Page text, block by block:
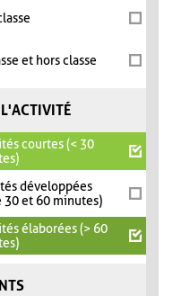
et hors classe
courtes (< 30
développées
30 et 60 minutes)
élaborées (> 60